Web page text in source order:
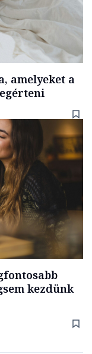
amelyeket a
kezdünk